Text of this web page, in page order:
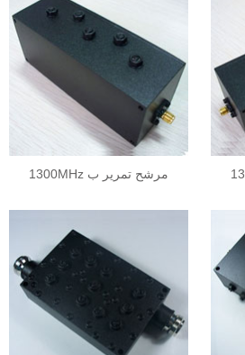
1300MHz مرشح تمرير ب